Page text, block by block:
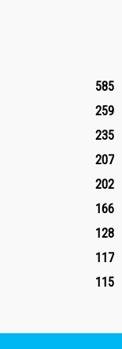
585
259
235
207
202
166
128
117
115